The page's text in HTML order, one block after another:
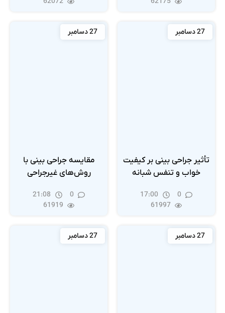
27 دسامبر
تأثیر جراحی بینی بر کیفیت
خواب و تنفس شبانه
0
17:00
61997
27 دسامبر
مقایسه جراحی بینی با
روش‌های غیرجراحی
0
21:08
61919
27 دسامبر 27 دسامبر